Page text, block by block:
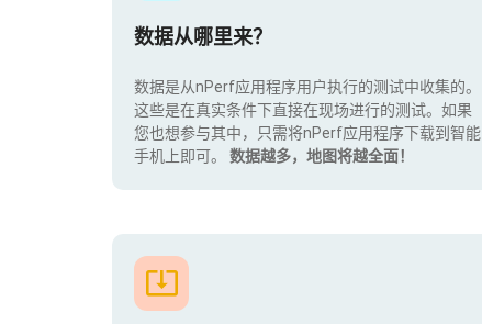
数据从哪里来？
数据是从nPerf应用程序用户执行的测试中收集的。
这些是在真实条件下直接在现场进行的测试。如果
您也想参与其中，只需将nPerf应用程序下载到智能
手机上即可。 数据越多，地图将越全面！